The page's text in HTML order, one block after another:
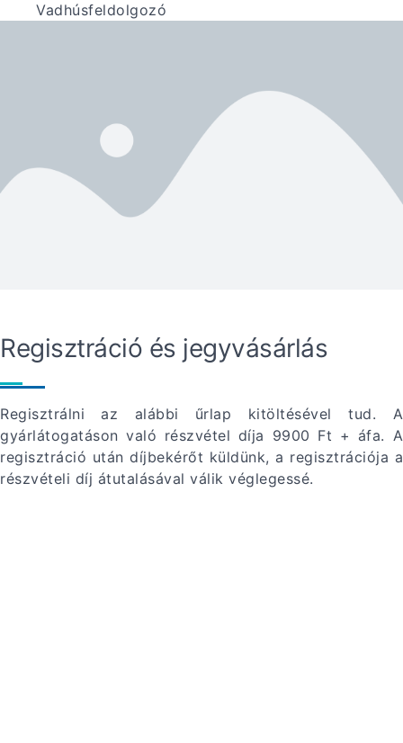
Vadhúsfeldolgozó
Regisztráció és jegyvásárlás
Regisztrálni az alábbi űrlap kitöltésével tud. A
gyárlátogatáson való részvétel díja 9900 Ft + áfa. A
regisztráció után díjbekérőt küldünk, a regisztrációja a
részvételi díj átutalásával válik véglegessé.